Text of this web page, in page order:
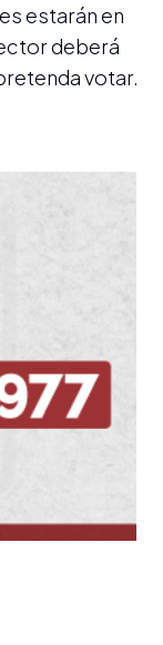
estarán en
deberá
votar.